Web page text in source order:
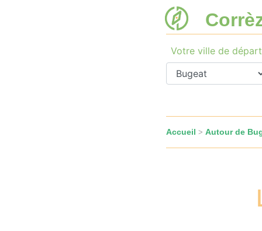
Votre ville de départ
Accueil > Autour de